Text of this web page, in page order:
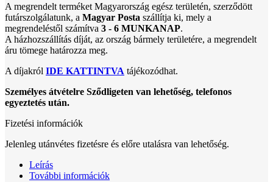
A megrendelt terméket Magyarország egész területén, szerződött
futárszolgálatunk, a Magyar Posta szállítja ki, mely a
megrendeléstől számítva 3 - 6 MUNKANAP.
A házhozszállítás díját, az ország bármely területére, a megrendelt
áru tömege határozza meg.
A díjakról IDE KATTINTVA tájékozódhat.
Személyes átvételre Sződligeten van lehetőség, telefonos
egyeztetés után.
Fizetési információk
Jelenleg utánvétes fizetésre és előre utalásra van lehetőség.
Leírás
További információk